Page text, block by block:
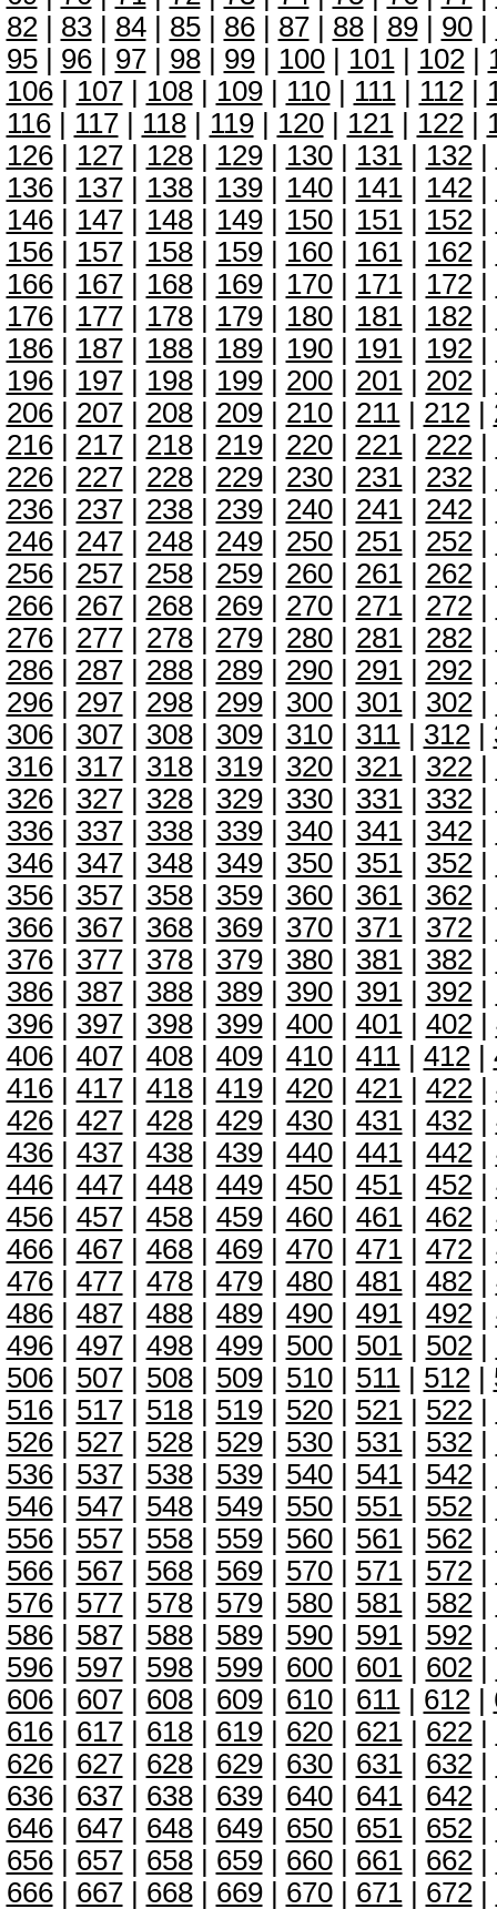
82| 83| 84| 85| 86| 87| 88| 89| 90|
95| 96| 97| 98| 99| 100| 101| 102|
106| 107| 108| 109| 110| 111| 112|
116| 117| 118| 119| 120| 121| 122|
126| 127| 128| 129| 130| 131| 132|
136| 137| 138| 139| 140| 141| 142|
146| 147| 148| 149| 150| 151| 152|
156| 157| 158| 159| 160| 161| 162|
166| 167| 168| 169| 170| 171| 172|
176| 177| 178| 179| 180| 181| 182|
186| 187| 188| 189| 190| 191| 192|
196| 197| 198| 199| 200| 201| 202|
206| 207| 208| 209| 210| 211| 212|
216| 217| 218| 219| 220| 221| 222|
226| 227| 228| 229| 230| 231| 232|
236| 237| 238| 239| 240| 241| 242|
246| 247| 248| 249| 250| 251| 252|
256| 257| 258| 259| 260| 261| 262|
266| 267| 268| 269| 270| 271| 272|
276| 277| 278| 279| 280| 281| 282|
286| 287| 288| 289| 290| 291| 292|
296| 297| 298| 299| 300| 301| 302|
306| 307| 308| 309| 310| 311| 312|
316| 317| 318| 319| 320| 321| 322|
326| 327| 328| 329| 330| 331| 332|
336| 337| 338| 339| 340| 341| 342|
346| 347| 348| 349| 350| 351| 352|
356| 357| 358| 359| 360| 361| 362|
366| 367| 368| 369| 370| 371| 372|
376| 377| 378| 379| 380| 381| 382|
386| 387| 388| 389| 390| 391| 392|
396| 397| 398| 399| 400| 401| 402|
406| 407| 408| 409| 410| 411| 412|
416| 417| 418| 419| 420| 421| 422|
426| 427| 428| 429| 430| 431| 432|
436| 437| 438| 439| 440| 441| 442|
446| 447| 448| 449| 450| 451| 452|
456| 457| 458| 459| 460| 461| 462|
466| 467| 468| 469| 470| 471| 472|
476| 477| 478| 479| 480| 481| 482|
486| 487| 488| 489| 490| 491| 492|
496| 497| 498| 499| 500| 501| 502|
506| 507| 508| 509| 510| 511| 512|
516| 517| 518| 519| 520| 521| 522|
526| 527| 528| 529| 530| 531| 532|
536| 537| 538| 539| 540| 541| 542|
546| 547| 548| 549| 550| 551| 552|
556| 557| 558| 559| 560| 561| 562|
566| 567| 568| 569| 570| 571| 572|
576| 577| 578| 579| 580| 581| 582|
586| 587| 588| 589| 590| 591| 592|
596| 597| 598| 599| 600| 601| 602|
606| 607| 608| 609| 610| 611| 612|
616| 617| 618| 619| 620| 621| 622|
626| 627| 628| 629| 630| 631| 632|
636| 637| 638| 639| 640| 641| 642|
646| 647| 648| 649| 650| 651| 652|
656| 657| 658| 659| 660| 661| 662|
666| 667| 668| 669| 670| 671| 672|